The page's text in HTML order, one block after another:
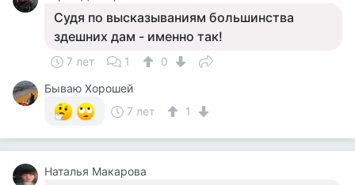
Судя по высказываниям большинства
здешних дам - именно так!
7 лет 1
0
Бываю Хорошей
7 лет
1
Наталья Макарова